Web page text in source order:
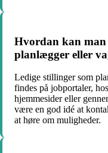
Hvordan kan man
planlægger eller
Ledige stillinger som
findes på jobportaler,
hjemmesider eller
være en god idé at
at høre om muligheder.